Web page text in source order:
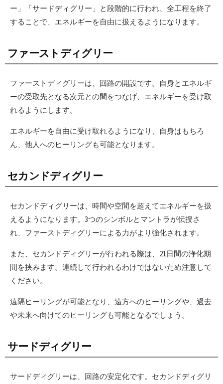
ー」「サードディグリー」と段階的に行われ、全工程を終了
することで、エネルギーを自由に扱えるようになります。
ファーストディグリー
ファーストディグリーは、回路の開設です。自身とエネルギ
ーの受取先となる次元との間をつなげ、エネルギーを受け取
れるようにします。
エネルギーを自由に受け取れるようになり、自身はもちろ
ん、他人へのヒーリングも可能となります。
セカンドディグリー
セカンドディグリーは、時間や空間を超えてエネルギーを扱
えるようになります。3つのシンボルとマントラが伝授さ
れ、ファーストディグリーによる力がより強化されます。
また、セカンドディグリーが行われる際は、21日間の浄化期
間を挟みます。連続して行われるわけではないため注意して
ください。
遠隔ヒーリングが可能となり、遠方へのヒーリングや、過去
や未来へ向けてのヒーリングも可能となるでしょう。
サードディグリー
サードディグリーは、回路の安定化です。セカンドディグリ